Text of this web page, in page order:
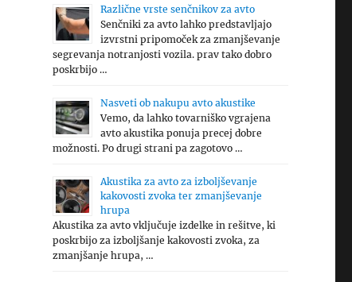
Različne vrste senčnikov za avto
Senčniki za avto lahko predstavljajo
izvrstni pripomoček za zmanjševanje
segrevanja notranjosti vozila. prav tako dobro
poskrbijo …
Nasveti ob nakupu avto akustike
Vemo, da lahko tovarniško vgrajena
avto akustika ponuja precej dobre
možnosti. Po drugi strani pa zagotovo …
Akustika za avto za izboljševanje
kakovosti zvoka ter zmanjševanje
hrupa
Akustika za avto vključuje izdelke in rešitve, ki
poskrbijo za izboljšanje kakovosti zvoka, za
zmanjšanje hrupa, …